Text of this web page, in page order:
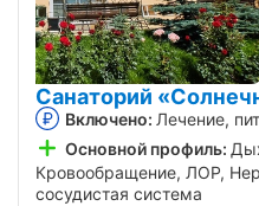
Санаторий
Включено: Лечение,
Основной профиль:
Кровообращение, ЛОР,
сосудистая система